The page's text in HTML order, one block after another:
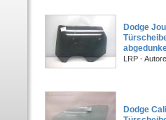
Dodge
LRP -
Dodge